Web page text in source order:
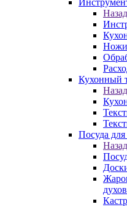
Назад
Ножи
Кухонный
Назад
Посуда
Назад